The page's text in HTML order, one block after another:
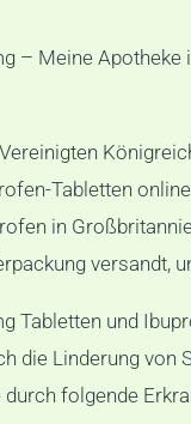
– Meine Apotheke
Tabletten
in
versandt,
Tabletten und
die Linderung von
durch folgende